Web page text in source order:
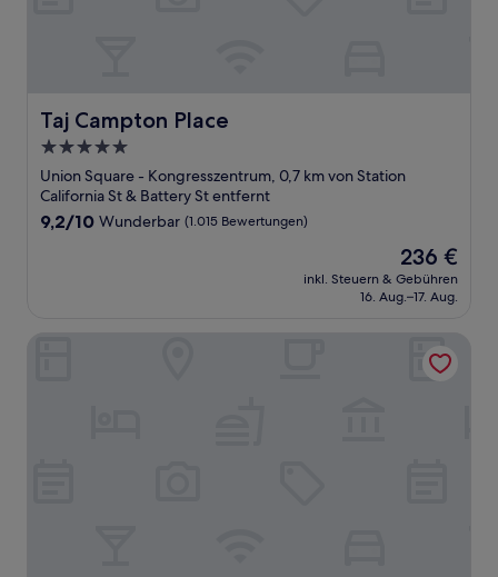
Taj Campton Place
Taj Campton Place
5.0-
Sterne-
Unterkunft
Union Square - Kongresszentrum, 0,7 km von Station
California St & Battery St entfernt
9.2
9,2/10 Wunderbar (1.015 Bewertungen)
Der
Preis
beträgt
236 €
inkl. Steuern & Gebühren
16. Aug.–17. Aug.